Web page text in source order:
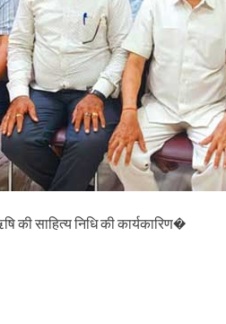
की साहित्य निधि की कार्यकारिण�